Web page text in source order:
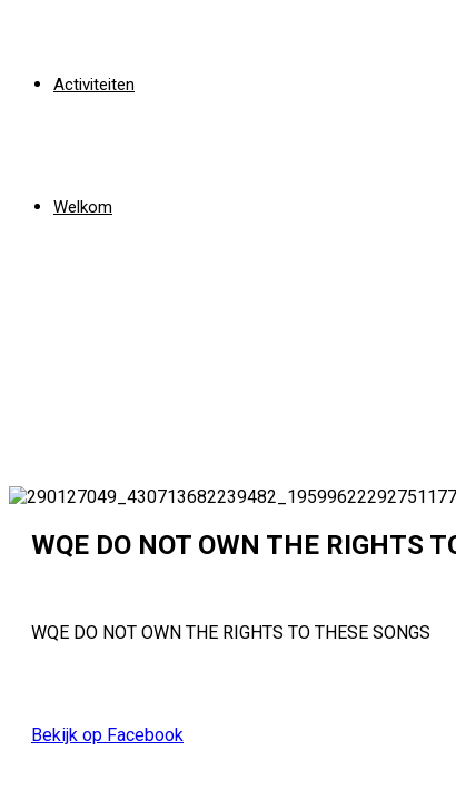
Activiteiten
Welkom
WQE DO NOT OWN THE RIGHTS
WQE DO NOT OWN THE RIGHTS TO THESE SONGS
Bekijk op Facebook